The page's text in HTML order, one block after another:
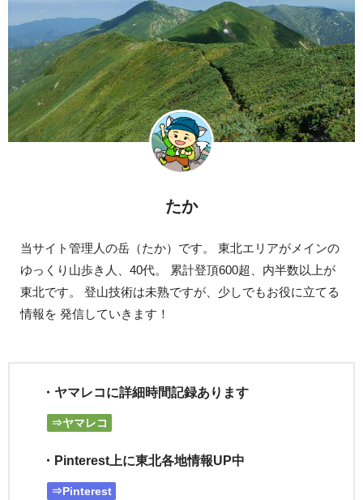
たか
当サイト管理人の岳（たか）です。 東北エリアがメインの
ゆっくり山歩き人、40代。 累計登頂600超、内半数以上が
東北です。 登山技術は未熟ですが、少しでもお役に立てる
情報を 発信していきます！
・ヤマレコに詳細時間記録あります
⇒ヤマレコ
・Pinterest上に東北各地情報UP中
⇒Pinterest